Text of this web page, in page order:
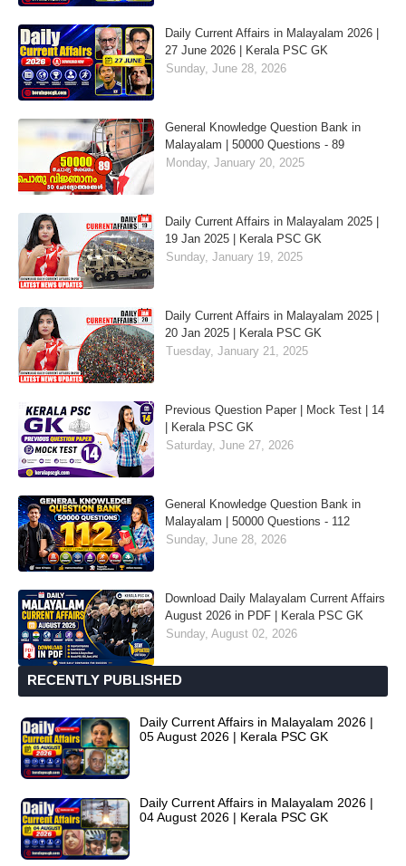
Daily Current Affairs in Malayalam 2026 |
27 June 2026 | Kerala PSC GK
Sunday, June 28, 2026
General Knowledge Question Bank in
Malayalam | 50000 Questions - 89
Monday, January 20, 2025
Daily Current Affairs in Malayalam 2025 |
19 Jan 2025 | Kerala PSC GK
Sunday, January 19, 2025
Daily Current Affairs in Malayalam 2025 |
20 Jan 2025 | Kerala PSC GK
Tuesday, January 21, 2025
Previous Question Paper | Mock Test | 14
| Kerala PSC GK
Saturday, June 27, 2026
General Knowledge Question Bank in
Malayalam | 50000 Questions - 112
Sunday, June 28, 2026
Download Daily Malayalam Current Affairs
August 2026 in PDF | Kerala PSC GK
Sunday, August 02, 2026
RECENTLY PUBLISHED
Daily Current Affairs in Malayalam 2026 |
05 August 2026 | Kerala PSC GK
Daily Current Affairs in Malayalam 2026 |
04 August 2026 | Kerala PSC GK